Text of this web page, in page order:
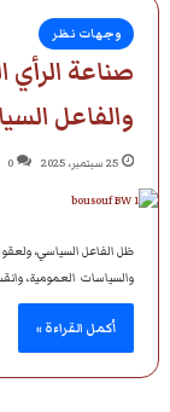
وجهات نظر
صناعة الرأي
والفاعل
25 سبتمبر، 2025 0
ظل الفاعل السياسي،
والسياسات العمومية،
أكمل القراءة »